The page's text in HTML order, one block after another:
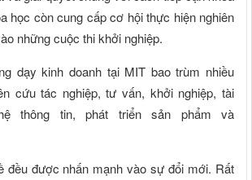
học còn cung cấp cơ hội thực hiện nghiên
những cuộc thi khởi nghiệp.
dạy kinh doanh tại MIT bao trùm nhiều
cứu tác nghiệp, tư vấn, khởi nghiệp, tài
thông tin, phát triển sản phẩm và
đều được nhấn mạnh vào sự đổi mới. Rất